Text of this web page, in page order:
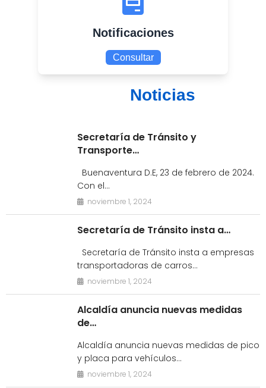
Notificaciones
Consultar
Noticias
Secretaría de Tránsito y
Transporte…
Buenaventura D.E, 23 de febrero de 2024.
Con el…
noviembre 1, 2024
Secretaría de Tránsito insta a…
Secretaría de Tránsito insta a empresas
transportadoras de carros…
noviembre 1, 2024
Alcaldía anuncia nuevas medidas
de…
Alcaldía anuncia nuevas medidas de pico
y placa para vehículos…
noviembre 1, 2024